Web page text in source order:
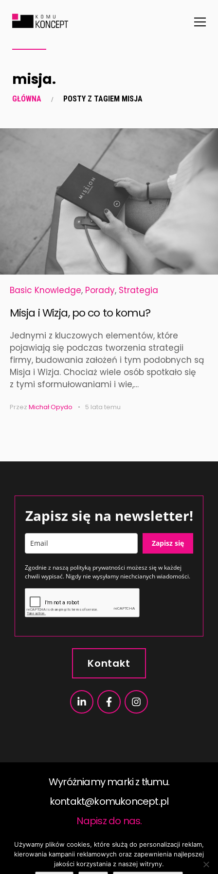
misja.
GŁÓWNA POSTY Z TAGIEM MISJA
Basic Knowledge, Porady, Strategia
Misja i Wizja, po co to komu?
Jednymi z kluczowych elementów, które
pojawiają się podczas tworzenia strategii
firmy, budowania założeń i tym podobnych są
Misja i Wizja. Chociaż wiele osób spotkało się
z tymi sformułowaniami i wie,…
Przez Michał Opydo 5 lata temu
Zapisz się na newsletter!
Zapisz się
Zgodnie z naszą polityką prywatności możesz się w każdej
chwili wypisać. Nigdy nie wysyłamy niechcianych wiadomości.
Kontakt
Wyróżniamy marki z tłumu.
kontakt@komukoncept.pl​
Napisz do nas.
2019 ©KomuKoncept, All rights reserved.
KomuKoncept – Tworzymy komunikację.
Usługi
Używamy plików cookies, które służą do personalizacji reklam,
kierowania kampanii reklamowych oraz zapewnienia najlepszej
jakości korzystania z naszej witryny.